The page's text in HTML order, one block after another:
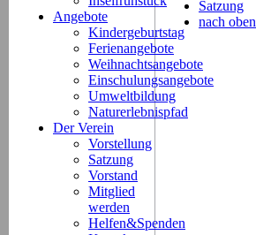
Angebote
Kindergeburtstag
Ferienangebote
Weihnachtsangebote
Einschulungsangebote
Umweltbildung
Naturerlebnispfad
Der Verein
Vorstellung
Satzung
Vorstand
Mitglied
werden
Helfen&Spenden
Satzung
nach oben